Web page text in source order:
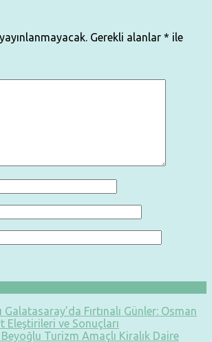
Gerekli alanlar * ile
Galatasaray’da Fırtınalı Günler: Osman
Eleştirileri ve Sonuçları
Beyoğlu Turizm Amaçlı Kiralık Daire